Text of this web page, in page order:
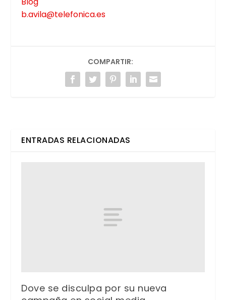
b.avila@telefonica.es
COMPARTIR:
ENTRADAS RELACIONADAS
Dove se disculpa por su nueva